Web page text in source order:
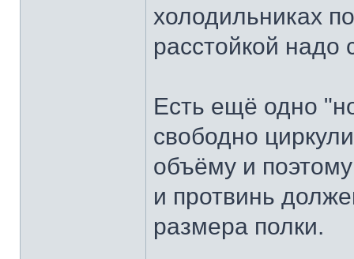
холодильниках
расстойкой надо
Есть ещё одно
свободно
объёму и
и протвинь
размера полки.